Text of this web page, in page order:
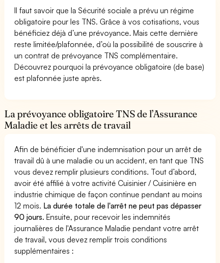
Il faut savoir que la Sécurité sociale a prévu un régime
obligatoire pour les TNS. Grâce à vos cotisations, vous
bénéficiez déjà d’une prévoyance. Mais cette dernière
reste limitée/plafonnée, d’où la possibilité de souscrire à
un contrat de prévoyance TNS complémentaire.
Découvrez pourquoi la prévoyance obligatoire (de base)
est plafonnée juste après.
La prévoyance obligatoire TNS de l’Assurance
Maladie et les arrêts de travail
Afin de bénéficier d'une indemnisation pour un arrêt de
travail dû à une maladie ou un accident, en tant que TNS
vous devez remplir plusieurs conditions. Tout d’abord,
avoir été affilié à votre activité Cuisinier / Cuisinière en
industrie chimique de façon continue pendant au moins
12 mois. La durée totale de l'arrêt ne peut pas dépasser
90 jours. Ensuite, pour recevoir les indemnités
journalières de l'Assurance Maladie pendant votre arrêt
de travail, vous devez remplir trois conditions
supplémentaires :